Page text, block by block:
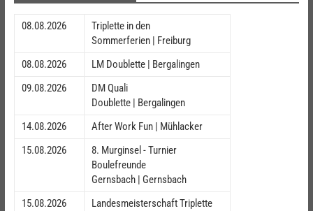
08.08.2026
Triplette in den
Sommerferien | Freiburg
08.08.2026
LM Doublette | Bergalingen
09.08.2026
DM Quali
Doublette | Bergalingen
14.08.2026
After Work Fun | Mühlacker
15.08.2026
8. Murginsel - Turnier
Boulefreunde
Gernsbach | Gernsbach
15.08.2026
Landesmeisterschaft Triplette